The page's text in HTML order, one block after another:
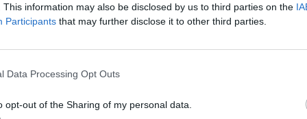
This information may also be disclosed by us to third parties on the
Participants that may further disclose it to other third parties.
Data Processing Opt Outs
opt-out of the Sharing of my personal data.